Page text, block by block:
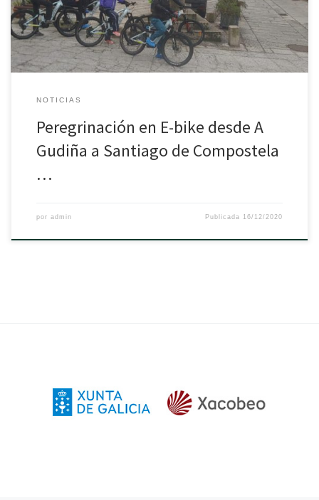
NOTICIAS
Peregrinación en E-bike desde A
Gudiña a Santiago de Compostela
…
por admin Publicada 16/12/2020